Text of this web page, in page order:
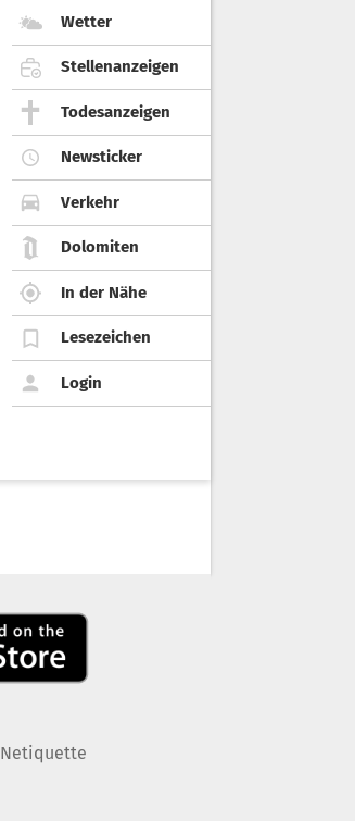
Wetter
Stellenanzeigen
Todesanzeigen
Newsticker
Verkehr
Dolomiten
In der Nähe
Lesezeichen
Login
Netiquette